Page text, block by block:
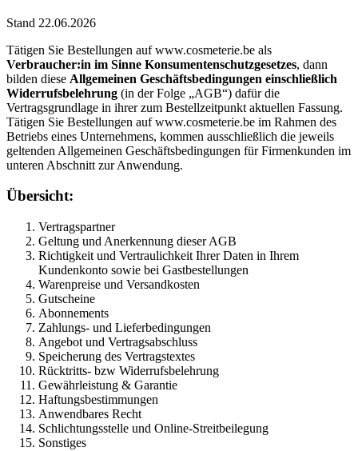
Stand 22.06.2026
Tätigen Sie Bestellungen auf www.cosmeterie.be als
Verbraucher:in im Sinne Konsumentenschutzgesetzes, dann
bilden diese Allgemeinen Geschäftsbedingungen einschließlich
Widerrufsbelehrung (in der Folge „AGB“) dafür die
Vertragsgrundlage in ihrer zum Bestellzeitpunkt aktuellen Fassung.
Tätigen Sie Bestellungen auf www.cosmeterie.be im Rahmen des
Betriebs eines Unternehmens, kommen ausschließlich die jeweils
geltenden Allgemeinen Geschäftsbedingungen für Firmenkunden im
unteren Abschnitt zur Anwendung.
Übersicht:
Vertragspartner
Geltung und Anerkennung dieser AGB
Richtigkeit und Vertraulichkeit Ihrer Daten in Ihrem
Kundenkonto sowie bei Gastbestellungen
Warenpreise und Versandkosten
Gutscheine
Abonnements
Zahlungs- und Lieferbedingungen
Angebot und Vertragsabschluss
Speicherung des Vertragstextes
Rücktritts- bzw Widerrufsbelehrung
Gewährleistung & Garantie
Haftungsbestimmungen
Anwendbares Recht
Schlichtungsstelle und Online-Streitbeilegung
Sonstiges